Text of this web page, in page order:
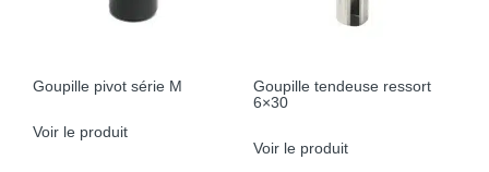
Goupille pivot série M
Voir le produit
Goupille tendeuse ressort
6×30
Voir le produit